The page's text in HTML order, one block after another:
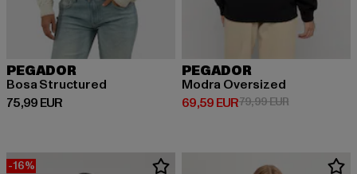
PEGADOR
Bosa Structured
75,99 EUR
Derzeitiger Preis: 75,99 EUR
PEGADOR
Modra Oversized
69,59 EUR
Derzeitiger Preis: 69,59 EUR
79,99 EURAktionspreis:
-16%